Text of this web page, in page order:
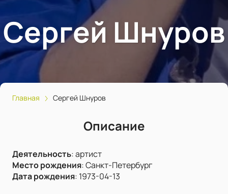
Сергей Шнуров
Главная Сергей Шнуров
Описание
Деятельность:артист
Место рождения:Санкт-Петербург
Дата рождения: 1973-04-13